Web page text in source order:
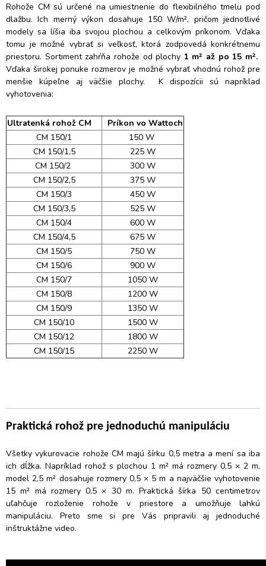
Rohože CM sú určené na umiestnenie do flexibilného tmelu pod
dlažbu. Ich merný výkon dosahuje 150 W/m², pričom jednotlivé
modely sa líšia iba svojou plochou a celkovým príkonom. Vďaka
tomu je možné vybrať si veľkosť, ktorá zodpovedá konkrétnemu
priestoru. Sortiment zahŕňa rohože od plochy 1 m² až po 15 m².
Vďaka širokej ponuke rozmerov je možné vybrať vhodnú rohož pre
menšie kúpeľne aj väčšie plochy. K dispozícii sú napríklad
vyhotovenia:
Ultratenká rohož CM
Príkon vo Wattoch
CM 150/1
150 W
CM 150/1,5
225 W
CM 150/2
300 W
CM 150/2,5
375 W
CM 150/3
450 W
CM 150/3,5
525 W
CM 150/4
600 W
CM 150/4,5
675 W
CM 150/5
750 W
CM 150/6
900 W
CM 150/7
1050 W
CM 150/8
1200 W
CM 150/9
1350 W
CM 150/10
1500 W
CM 150/12
1800 W
CM 150/15
2250 W
Praktická rohož pre jednoduchú manipuláciu
Všetky vykurovacie rohože CM majú šírku 0,5 metra a mení sa iba
ich dĺžka. Napríklad rohož s plochou 1 m² má rozmery 0,5 × 2 m,
model 2,5 m² dosahuje rozmery 0,5 × 5 m a najväčšie vyhotovenie
15 m² má rozmery 0,5 × 30 m. Praktická šírka 50 centimetrov
uľahčuje rozloženie rohože v priestore a umožňuje lahkú
manipuláciu. Preto sme si pre Vás pripravili aj jednoduché
inštruktážne video.